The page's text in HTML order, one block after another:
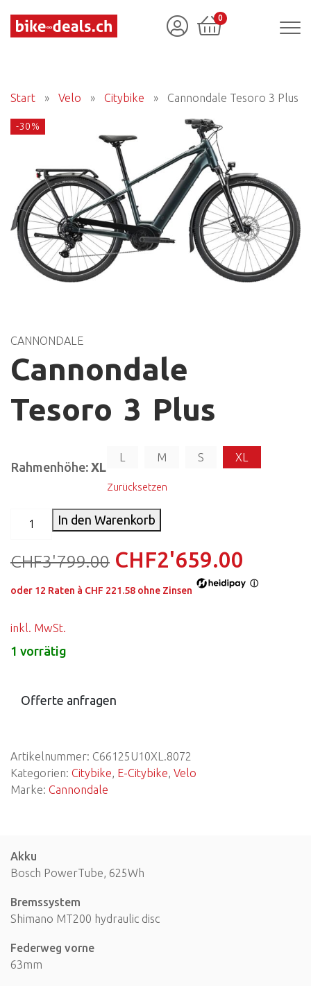
0
Start » Velo » Citybike » Cannondale Tesoro 3 Plus
-30%
CANNONDALE
Cannondale
Tesoro 3 Plus
Rahmenhöhe: XL
L M S XL
Zurücksetzen
In den Warenkorb
CHF3'799.00 CHF2'659.00
oder 12 Raten à CHF 221.58 ohne Zinsen
ⓘ
inkl. MwSt.
1 vorrätig
Offerte anfragen
Artikelnummer: C66125U10XL.8072
Kategorien: Citybike, E-Citybike, Velo
Marke: Cannondale
Akku
Bosch PowerTube, 625Wh
Bremssystem
Shimano MT200 hydraulic disc
Federweg vorne
63mm